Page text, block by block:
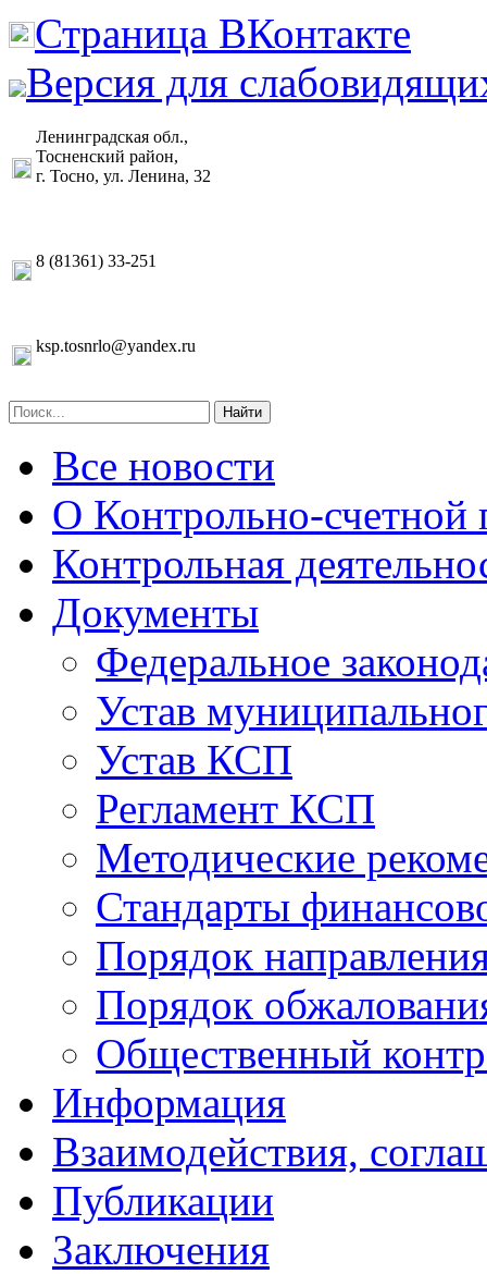
Страница ВКонтакте
Версия для
Ленинградская обл.,
Тосненский район,
г. Тосно, ул. Ленина, 32
8 (81361) 33-251
ksp.tosnrlo@yandex.ru
Найти
Все новости
О Контрольно-счетной
Контрольная
Документы
Федеральное
Устав
Устав КСП
Регламент КСП
Методические
Стандарты
Порядок
Порядок
Общественный
Информация
Взаимодействия,
Публикации
Заключения